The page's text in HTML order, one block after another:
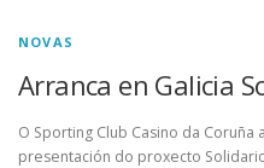
NOVAS
Arranca en Galicia
O Sporting Club Casino da
presentación do proxecto